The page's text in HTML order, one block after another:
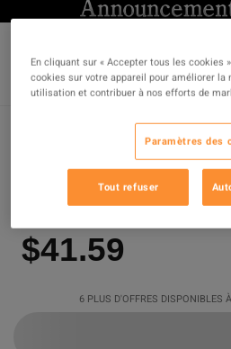
Nioh 3 RoW PC
Vendu par Super
$41.59
6 PLUS D'OFFRES DISPONIBLES
En cliquant sur « Accepter tous les cookies
cookies sur votre appareil pour améliorer la
utilisation et contribuer à nos efforts de
Paramètres des
Tout refuser